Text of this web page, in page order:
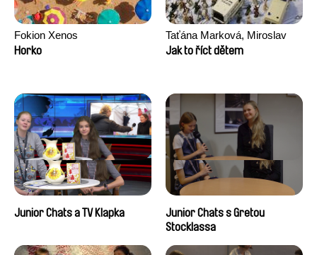
Fokion Xenos
Horko
Taťána Marková, Miroslav
Trejtnar
Jak to říct dětem
Junior Chats a TV Klapka
Junior Chats s Gretou
Stocklassa